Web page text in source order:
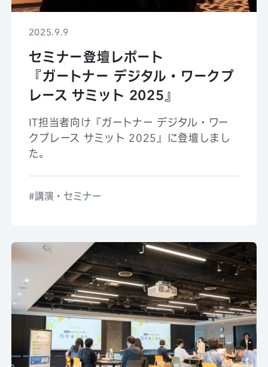
2025.9.9
セミナー登壇レポート
『ガートナー デジタル・ワークプ
レース サミット 2025』
IT担当者向け『ガートナー デジタル・ワー
クプレース サミット 2025』に登壇しまし
た。
講演・セミナー